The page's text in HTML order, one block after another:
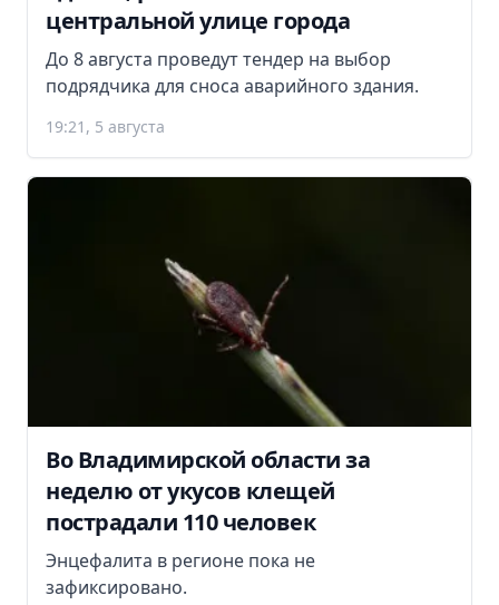
центральной улице города
До 8 августа проведут тендер на выбор
подрядчика для сноса аварийного здания.
19:21, 5 августа
Во Владимирской области за
неделю от укусов клещей
пострадали 110 человек
Энцефалита в регионе пока не
зафиксировано.